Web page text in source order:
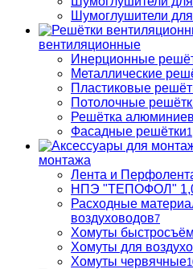
Шумоглушители
вентиляционные
Инерционные
Металлические
Пластиковые
Потолочные
Решётка
Фасадные решётки1
монтажа
Лента и
НПЭ "ТЕПОФОЛ"
Расходные
воздуховодов7
Хомуты
Хомуты для
Хомуты червячные